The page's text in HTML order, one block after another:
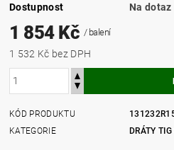
Dostupnost Na dotaz
1 854 Kč / balení
1 532 Kč bez DPH
KÓD PRODUKTU
KATEGORIE
DRÁTY TIG